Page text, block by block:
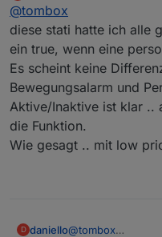
Offline
@tombox
diese stati hatte ich alle
ein true, wenn eine
Es scheint keine
Bewegungsalarm und
Aktive/Inaktive ist klar ..
die Funktion.
Wie gesagt .. mit low
D daniello@tombox